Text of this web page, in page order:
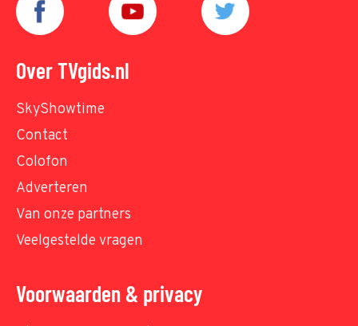
Over TVgids.nl
SkyShowtime
Contact
Colofon
Adverteren
Van onze partners
Veelgestelde vragen
Voorwaarden & privacy